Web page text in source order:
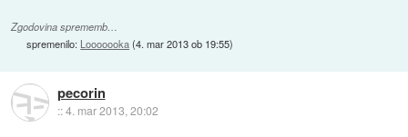
Zgodovina sprememb…
spremenilo: Looooooka(4. mar 2013 ob 19:55)
pecorin
::4. mar 2013, 20:02